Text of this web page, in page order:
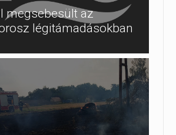
megsebesült az
légitámadásokban